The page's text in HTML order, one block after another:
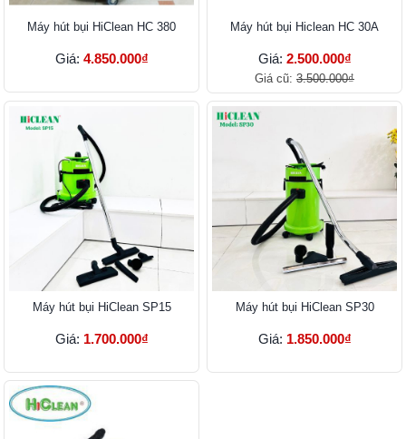
Máy hút bụi HiClean HC 380
Giá: 4.850.000₫
Máy hút bụi Hiclean HC 30A
Giá: 2.500.000₫
Giá cũ: 3.500.000₫
Máy hút bụi HiClean SP15
Giá: 1.700.000₫
Máy hút bụi HiClean SP30
Giá: 1.850.000₫